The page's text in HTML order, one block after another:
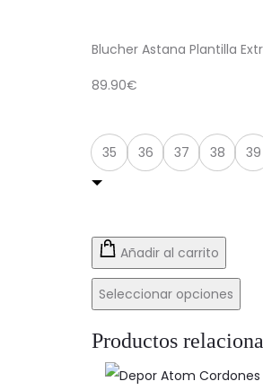
Blucher Astana Plantilla
89.90€
35 36 37 38 39
Añadir al carrito
Seleccionar opciones
Productos